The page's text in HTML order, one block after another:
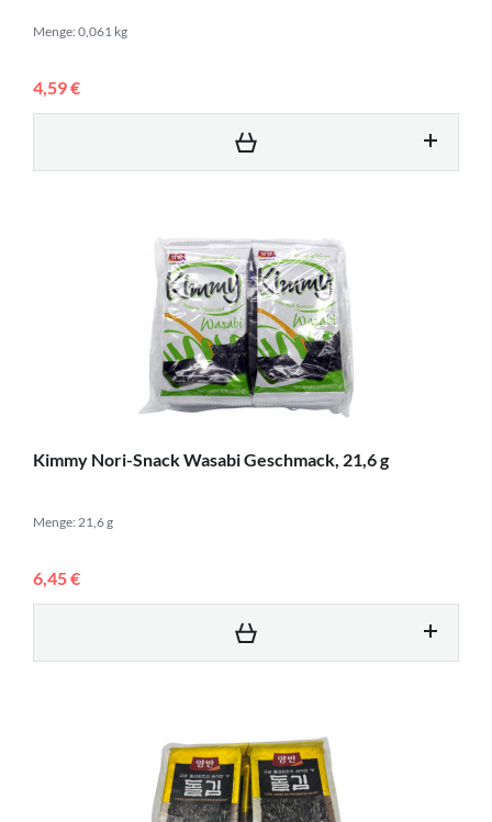
Menge: 0,061 kg
4,59 €
Kimmy Nori-Snack Wasabi Geschmack, 21,6 g
Menge: 21,6 g
6,45 €